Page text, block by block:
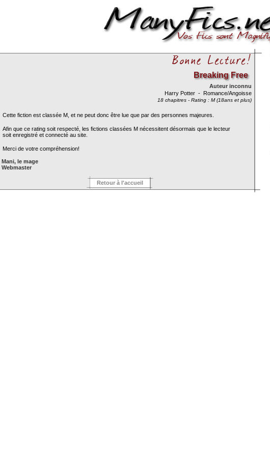
Breaking Free
Auteur inconnu
Harry Potter - Romance/Angoisse
18 chapitres - Rating : M (18ans et plus)
Cette fiction est classée M, et ne peut donc être lue que par des personnes majeures.
Afin que ce rating soit respecté, les fictions classées M nécessitent désormais que le lecteur
soit enregistré et connecté au site.
Merci de votre compréhension!
Mani, le mage
Webmaster
Retour à l'accueil